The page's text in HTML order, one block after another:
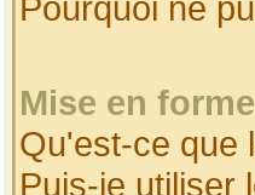
Mise en
Qu'est-ce que
Puis-je utiliser